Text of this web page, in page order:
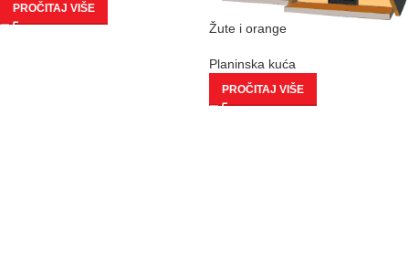
PROČITAJ VIŠE
Žute i orange
Planinska kuća
PROČITAJ VIŠE